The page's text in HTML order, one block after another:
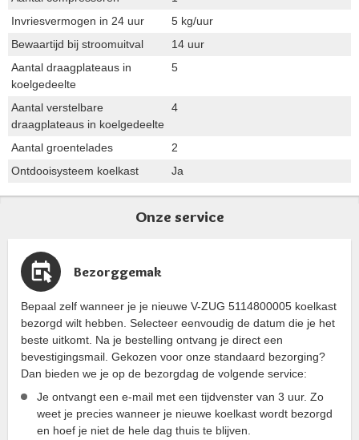
Invriesvermogen in 24 uur
5 kg/uur
Bewaartijd bij stroomuitval
14 uur
Aantal draagplateaus in
koelgedeelte
5
Aantal verstelbare
draagplateaus in koelgedeelte
4
Aantal groentelades
2
Ontdooisysteem koelkast
Ja
Onze service
Bezorggemak
Bepaal zelf wanneer je je nieuwe V-ZUG 5114800005 koelkast
bezorgd wilt hebben. Selecteer eenvoudig de datum die je het
beste uitkomt. Na je bestelling ontvang je direct een
bevestigingsmail. Gekozen voor onze standaard bezorging?
Dan bieden we je op de bezorgdag de volgende service:
Je ontvangt een e-mail met een tijdvenster van 3 uur. Zo
weet je precies wanneer je nieuwe koelkast wordt bezorgd
en hoef je niet de hele dag thuis te blijven.